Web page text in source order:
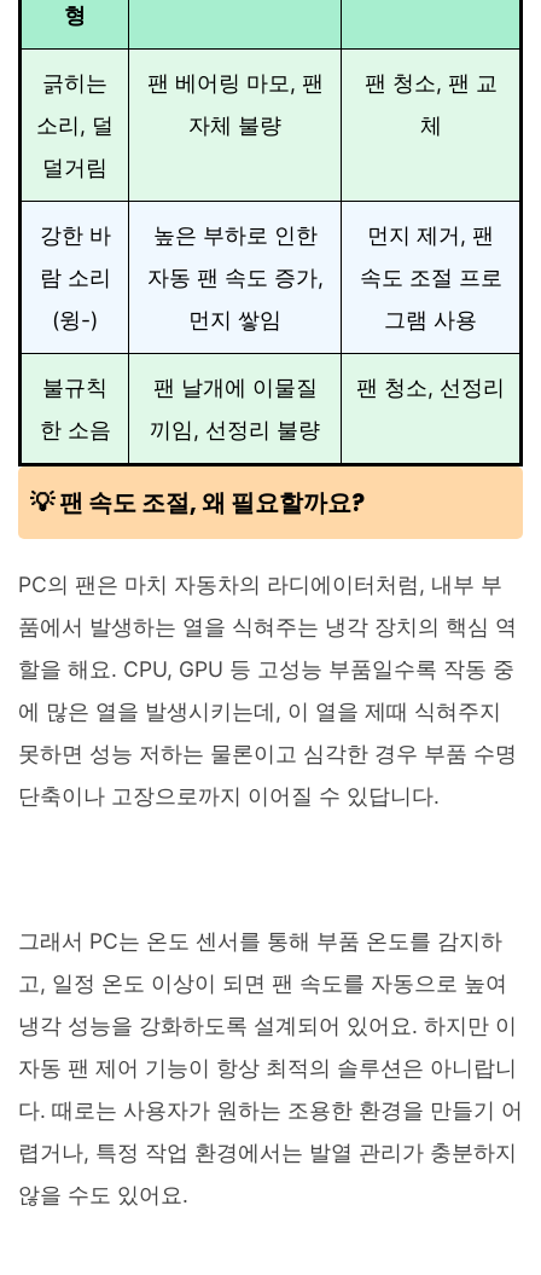
형
긁히는
소리, 덜
덜거림
팬 베어링 마모, 팬
자체 불량
팬 청소, 팬 교
체
강한 바
람 소리
(윙-)
높은 부하로 인한
자동 팬 속도 증가,
먼지 쌓임
먼지 제거, 팬
속도 조절 프로
그램 사용
불규칙
한 소음
팬 날개에 이물질
끼임, 선정리 불량
팬 청소, 선정리
💡 팬 속도 조절, 왜 필요할까요?
PC의 팬은 마치 자동차의 라디에이터처럼, 내부 부
품에서 발생하는 열을 식혀주는 냉각 장치의 핵심 역
할을 해요. CPU, GPU 등 고성능 부품일수록 작동 중
에 많은 열을 발생시키는데, 이 열을 제때 식혀주지
못하면 성능 저하는 물론이고 심각한 경우 부품 수명
단축이나 고장으로까지 이어질 수 있답니다.
그래서 PC는 온도 센서를 통해 부품 온도를 감지하
고, 일정 온도 이상이 되면 팬 속도를 자동으로 높여
냉각 성능을 강화하도록 설계되어 있어요. 하지만 이
자동 팬 제어 기능이 항상 최적의 솔루션은 아니랍니
다. 때로는 사용자가 원하는 조용한 환경을 만들기 어
렵거나, 특정 작업 환경에서는 발열 관리가 충분하지
않을 수도 있어요.